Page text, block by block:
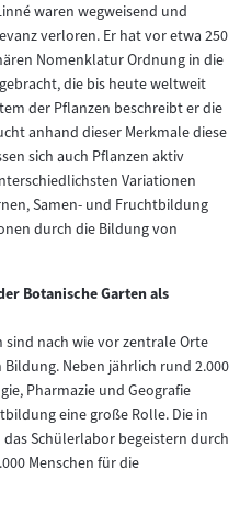
waren wegweisend und
verloren. Er hat vor etwa 250
Nomenklatur Ordnung in die
die bis heute weltweit
der Pflanzen beschreibt er die
anhand dieser Merkmale diese
sich auch Pflanzen aktiv
Variationen
Samen- und Fruchtbildung
durch die Bildung von
Botanische Garten als
nach wie vor zentrale Orte
Neben jährlich rund 2.000
Pharmazie und Geografie
eine große Rolle. Die in
Schülerlabor begeistern durch
Menschen für die